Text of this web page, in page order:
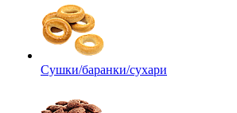
Сушки/баранки/сухари